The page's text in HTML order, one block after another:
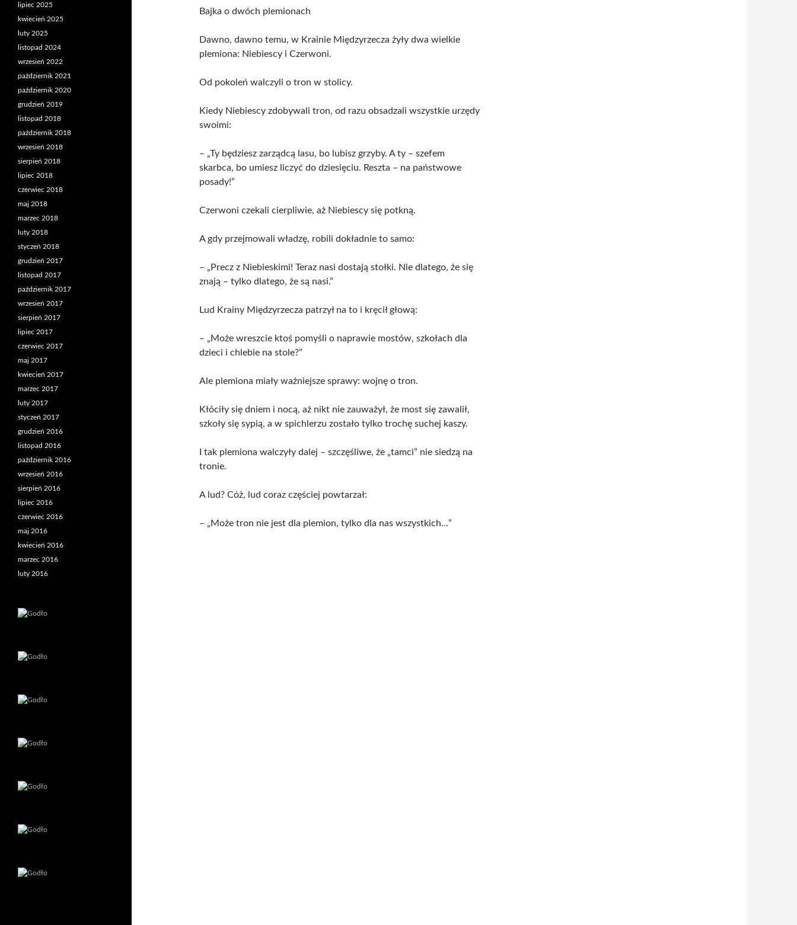
Bajka o dwóch plemionach
Dawno, dawno temu, w Krainie Międzyrzecza żyły dwa wielkie
plemiona: Niebiescy i Czerwoni.
Od pokoleń walczyli o tron w stolicy.
Kiedy Niebiescy zdobywali tron, od razu obsadzali wszystkie urzędy
swoimi:
– „Ty będziesz zarządcą lasu, bo lubisz grzyby. A ty – szefem
skarbca, bo umiesz liczyć do dziesięciu. Reszta – na państwowe
posady!”
Czerwoni czekali cierpliwie, aż Niebiescy się potkną.
A gdy przejmowali władzę, robili dokładnie to samo:
– „Precz z Niebieskimi! Teraz nasi dostają stołki. Nie dlatego, że się
znają – tylko dlatego, że są nasi.”
Lud Krainy Międzyrzecza patrzył na to i kręcił głową:
– „Może wreszcie ktoś pomyśli o naprawie mostów, szkołach dla
dzieci i chlebie na stole?”
Ale plemiona miały ważniejsze sprawy: wojnę o tron.
Kłóciły się dniem i nocą, aż nikt nie zauważył, że most się zawalił,
szkoły się sypią, a w spichlerzu zostało tylko trochę suchej kaszy.
I tak plemiona walczyły dalej – szczęśliwe, że „tamci” nie siedzą na
tronie.
A lud? Cóż, lud coraz częściej powtarzał:
– „Może tron nie jest dla plemion, tylko dla nas wszystkich…”
lipiec 2025
kwiecień 2025
luty 2025
listopad 2024
wrzesień 2022
październik 2021
październik 2020
grudzień 2019
listopad 2018
październik 2018
wrzesień 2018
sierpień 2018
lipiec 2018
czerwiec 2018
maj 2018
marzec 2018
luty 2018
styczeń 2018
grudzień 2017
listopad 2017
październik 2017
wrzesień 2017
sierpień 2017
lipiec 2017
czerwiec 2017
maj 2017
kwiecień 2017
marzec 2017
luty 2017
styczeń 2017
grudzień 2016
listopad 2016
październik 2016
wrzesień 2016
sierpień 2016
lipiec 2016
czerwiec 2016
maj 2016
kwiecień 2016
marzec 2016
luty 2016